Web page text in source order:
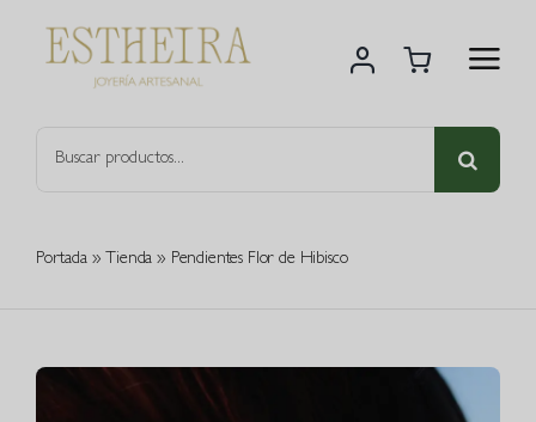
Portada» Tienda » Pendientes Flor de Hibisco